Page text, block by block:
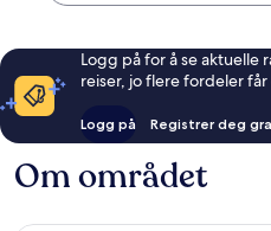
Logg på for å se aktuelle
reiser, jo flere fordeler får
Logg på Registrer deg
Om området